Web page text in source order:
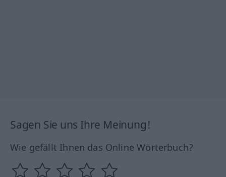
Sagen Sie uns Ihre Meinung!
Wie gefällt Ihnen das Online Wörterbuch?